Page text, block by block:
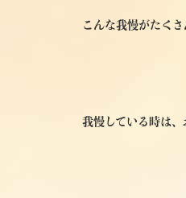
こんな我慢がたく
我慢している時は、